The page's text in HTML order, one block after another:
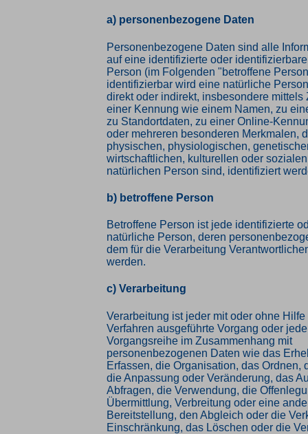
a) personenbezogene Daten
Personenbezogene Daten sind alle
auf eine identifizierte oder
Person (im Folgenden "betroffene
identifizierbar wird eine natürliche
direkt oder indirekt, insbesondere mittels
einer Kennung wie einem Namen, zu
zu Standortdaten, zu einer Online-
oder mehreren besonderen Merkmalen,
physischen, physiologischen,
wirtschaftlichen, kulturellen oder
natürlichen Person sind, identifiziert
b) betroffene Person
Betroffene Person ist jede identifizierte
natürliche Person, deren
dem für die Verarbeitung
werden.
c) Verarbeitung
Verarbeitung ist jeder mit oder ohne
Verfahren ausgeführte Vorgang oder
Vorgangsreihe im Zusammenhang mit
personenbezogenen Daten wie das
Erfassen, die Organisation, das Ordnen,
die Anpassung oder Veränderung, das
Abfragen, die Verwendung, die
Übermittlung, Verbreitung oder eine
Bereitstellung, den Abgleich oder die
Einschränkung, das Löschen oder die